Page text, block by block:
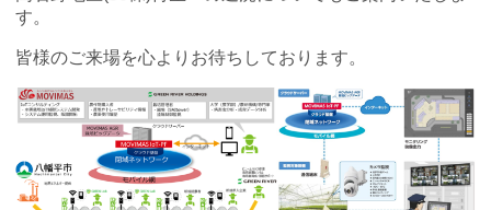
す。
皆様のご来場を心よりお待ちしております。